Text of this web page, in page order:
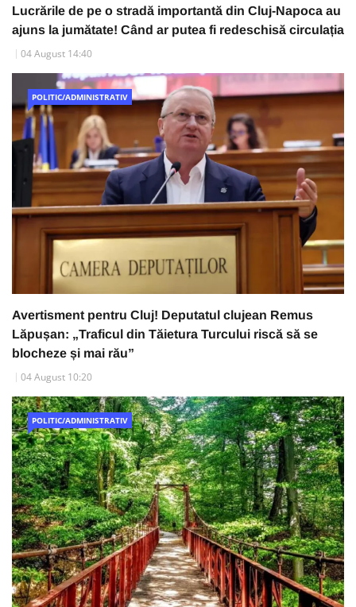
Lucrările de pe o stradă importantă din Cluj-Napoca au
ajuns la jumătate! Când ar putea fi redeschisă circulația
04 August 14:40
POLITIC/ADMINISTRATIV
Avertisment pentru Cluj! Deputatul clujean Remus
Lăpușan: „Traficul din Tăietura Turcului riscă să se
blocheze și mai rău”
04 August 10:20
POLITIC/ADMINISTRATIV